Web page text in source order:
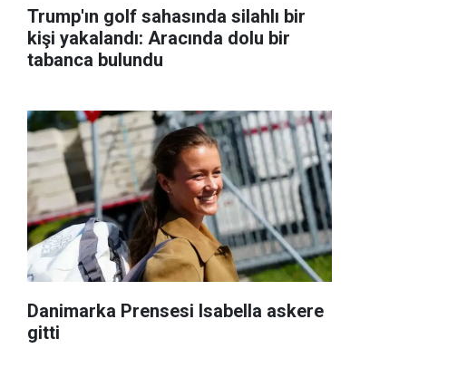
Trump'ın golf sahasında silahlı bir
kişi yakalandı: Aracında dolu bir
tabanca bulundu
Danimarka Prensesi Isabella askere
gitti